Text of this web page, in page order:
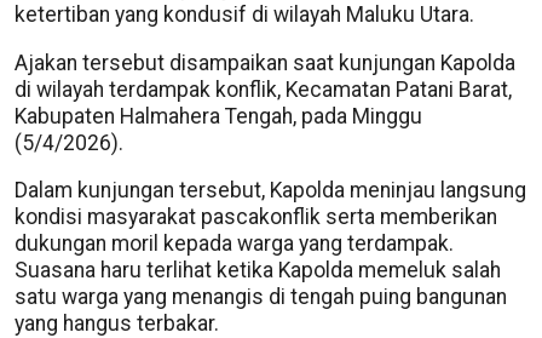
ketertiban yang kondusif di wilayah Maluku Utara.
Ajakan tersebut disampaikan saat kunjungan Kapolda
di wilayah terdampak konflik, Kecamatan Patani Barat,
Kabupaten Halmahera Tengah, pada Minggu
(5/4/2026).
Dalam kunjungan tersebut, Kapolda meninjau langsung
kondisi masyarakat pascakonflik serta memberikan
dukungan moril kepada warga yang terdampak.
Suasana haru terlihat ketika Kapolda memeluk salah
satu warga yang menangis di tengah puing bangunan
yang hangus terbakar.